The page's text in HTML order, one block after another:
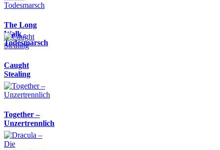
The Long
Walk -
Todesmarsch
Caught
Stealing
Together –
Unzertrennlich